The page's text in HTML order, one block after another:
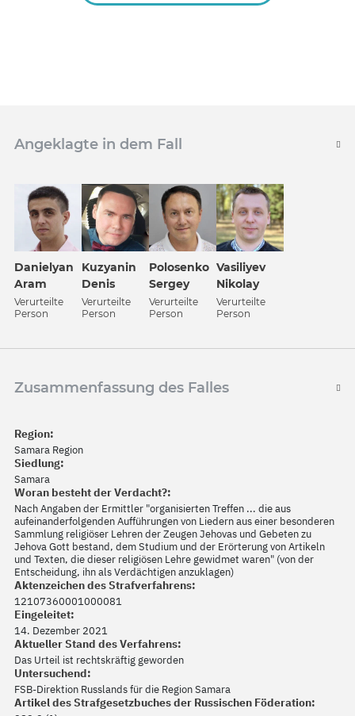
Angeklagte in dem Fall
Danielyan
Aram
Verurteilte
Person
Kuzyanin
Denis
Verurteilte
Person
Polosenko
Sergey
Verurteilte
Person
Vasiliyev
Nikolay
Verurteilte
Person
Zusammenfassung des Falles
Region:
Samara Region
Siedlung:
Samara
Woran besteht der Verdacht?:
Nach Angaben der Ermittler "organisierten Treffen ... die aus
aufeinanderfolgenden Aufführungen von Liedern aus einer besonderen
Sammlung religiöser Lehren der Zeugen Jehovas und Gebeten zu
Jehova Gott bestand, dem Studium und der Erörterung von Artikeln
und Texten, die dieser religiösen Lehre gewidmet waren" (von der
Entscheidung, ihn als Verdächtigen anzuklagen)
Aktenzeichen des Strafverfahrens:
12107360001000081
Eingeleitet:
14. Dezember 2021
Aktueller Stand des Verfahrens:
Das Urteil ist rechtskräftig geworden
Untersuchend:
FSB-Direktion Russlands für die Region Samara
Artikel des Strafgesetzbuches der Russischen Föderation: